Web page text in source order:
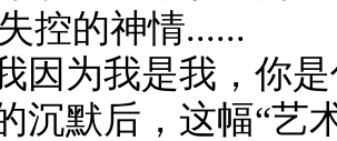
控的神情......
因为我是我，你
沉默后，这幅“艺